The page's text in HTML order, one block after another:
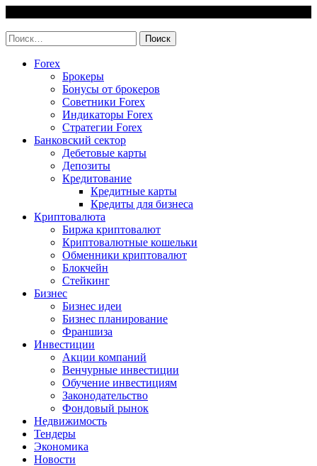
content
Найти:
Forex
Брокеры
Бонусы от брокеров
Советники Forex
Индикаторы Forex
Стратегии Forex
Банковский сектор
Дебетовые карты
Депозиты
Кредитование
Кредитные карты
Кредиты для бизнеса
Криптовалюта
Биржа криптовалют
Криптовалютные кошельки
Обменники криптовалют
Блокчейн
Стейкинг
Бизнес
Бизнес идеи
Бизнес планирование
Франшиза
Инвестиции
Акции компаний
Венчурные инвестиции
Обучение инвестициям
Законодательство
Фондовый рынок
Недвижимость
Тендеры
Экономика
Новости